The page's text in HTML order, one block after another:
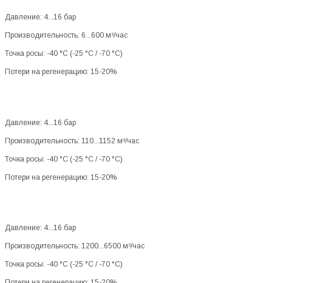
Давление: 4...16 бар
Производительность: 6...600 м³/час
Точка росы: -40 °C (-25 °C / -70 °C)
Потери на регенерацию: 15-20%
Давление: 4...16 бар
Производительность: 110...1152 м³/час
Точка росы: -40 °C (-25 °C / -70 °C)
Потери на регенерацию: 15-20%
Давление: 4...16 бар
Производительность: 1200...6500 м³/час
Точка росы: -40 °C (-25 °C / -70 °C)